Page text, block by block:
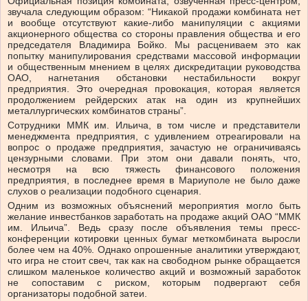
звучала следующим образом: “Никакой продажи комбината нет
и вообще отсутствуют какие-либо манипуляции с акциями
акционерного общества со стороны правления общества и его
председателя Владимира Бойко. Мы расцениваем это как
попытку манипулирования средствами массовой информации
и общественным мнением в целях дискредитации руководства
ОАО, нагнетания обстановки нестабильности вокруг
предприятия. Это очередная провокация, которая является
продолжением рейдерских атак на один из крупнейших
металлургических комбинатов страны”.
Сотрудники ММК им. Ильича, в том числе и представители
менеджмента предприятия, с удивлением отреагировали на
вопрос о продаже предприятия, зачастую не ограничиваясь
цензурными словами. При этом они давали понять, что,
несмотря на всю тяжесть финансового положения
предприятия, в последнее время в Мариуполе не было даже
слухов о реализации подобного сценария.
Одним из возможных объяснений мероприятия могло быть
желание инвестбанков заработать на продаже акций ОАО “ММК
им. Ильича”. Ведь сразу после объявления темы пресс-
конференции котировки ценных бумаг меткомбината выросли
более чем на 40%. Однако опрошенные аналитики утверждают,
что игра не стоит свеч, так как на свободном рынке обращается
слишком маленькое количество акций и возможный заработок
не сопоставим с риском, которым подвергают себя
организаторы подобной затеи.